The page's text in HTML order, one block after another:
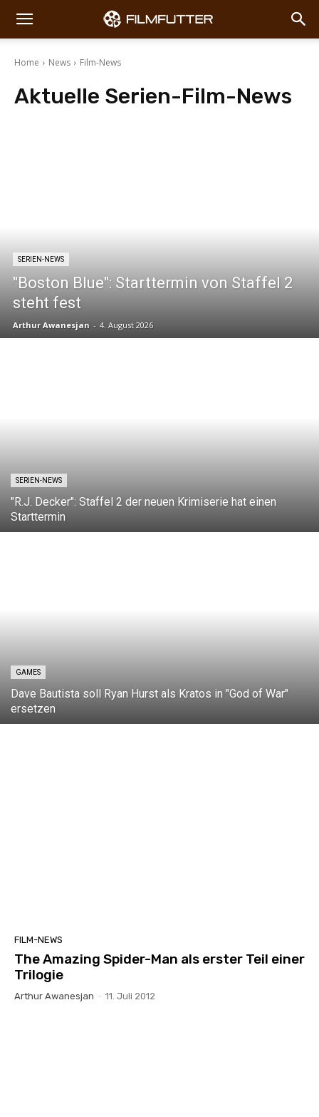
Home News Film-News
Aktuelle Serien-Film-News
SERIEN-NEWS
"Boston Blue": Starttermin von Staffel 2
steht fest
Arthur Awanesjan - 4. August 2026
SERIEN-NEWS
"R.J. Decker": Staffel 2 der neuen Krimiserie hat einen
Starttermin
GAMES
Dave Bautista soll Ryan Hurst als Kratos in "God of War"
ersetzen
FILM-NEWS
The Amazing Spider-Man als erster Teil einer
Trilogie
Arthur Awanesjan - 11. Juli 2012